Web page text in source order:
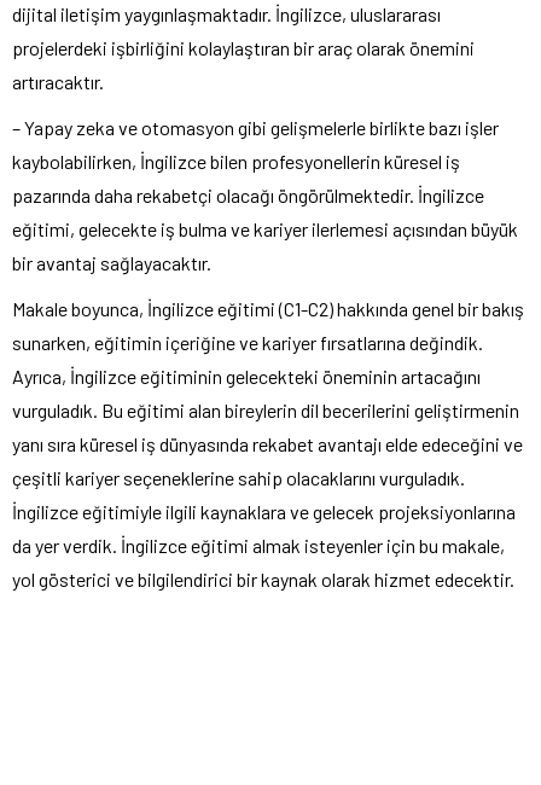
dijital iletişim yaygınlaşmaktadır. İngilizce, uluslararası
projelerdeki işbirliğini kolaylaştıran bir araç olarak önemini
artıracaktır.
– Yapay zeka ve otomasyon gibi gelişmelerle birlikte bazı işler
kaybolabilirken, İngilizce bilen profesyonellerin küresel iş
pazarında daha rekabetçi olacağı öngörülmektedir. İngilizce
eğitimi, gelecekte iş bulma ve kariyer ilerlemesi açısından büyük
bir avantaj sağlayacaktır.
Makale boyunca, İngilizce eğitimi (C1-C2) hakkında genel bir bakış
sunarken, eğitimin içeriğine ve kariyer fırsatlarına değindik.
Ayrıca, İngilizce eğitiminin gelecekteki öneminin artacağını
vurguladık. Bu eğitimi alan bireylerin dil becerilerini geliştirmenin
yanı sıra küresel iş dünyasında rekabet avantajı elde edeceğini ve
çeşitli kariyer seçeneklerine sahip olacaklarını vurguladık.
İngilizce eğitimiyle ilgili kaynaklara ve gelecek projeksiyonlarına
da yer verdik. İngilizce eğitimi almak isteyenler için bu makale,
yol gösterici ve bilgilendirici bir kaynak olarak hizmet edecektir.